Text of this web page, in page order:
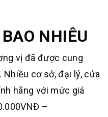
NHIÊU
vị đã được cung
cơ sở, đại lý, cửa
hãng với mức giá
–